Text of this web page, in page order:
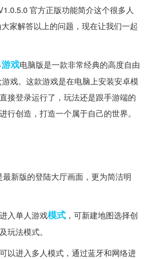
官方正版功能简介这个很多人
家解答以上的问题，现在让我们一起
游戏电脑版是一款非常经典的高度自由
戏。这款游戏是在电脑上安装安卓模
接登录运行了，玩法还是跟手游端的
行创造，打造一个属于自己的世界。
新版的登陆大厅画面，更为简洁明
入单人游戏模式 ，可新建地图选择创
玩法模式。
进入多人模式，通过蓝牙和网络进